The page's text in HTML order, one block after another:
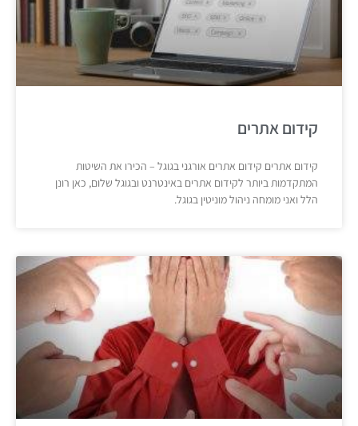
קידום אתרים
קידום אתרים קידום אתרים אורגני בגוגל – הכירו את השיטות
המתקדמות ביותר לקידום אתרים באינטרנט ובגוגל שלום, כאן רונן
הלל ואני מומחה ניהול מוניטין בגוגל.